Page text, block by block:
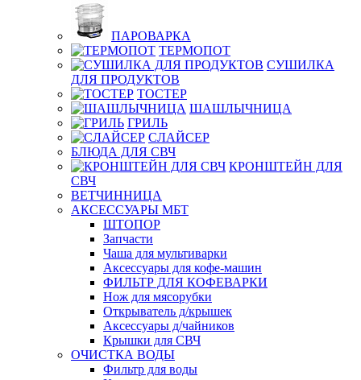
ПАРОВАРКА
ТЕРМОПОТ
СУШИЛКА
ДЛЯ ПРОДУКТОВ
ТОСТЕР
ШАШЛЫЧНИЦА
ГРИЛЬ
СЛАЙСЕР
БЛЮДА ДЛЯ СВЧ
КРОНШТЕЙН ДЛЯ
СВЧ
ВЕТЧИННИЦА
АКСЕССУАРЫ МБТ
ШТОПОР
Запчасти
Чаша для мультиварки
Аксессуары для кофе-машин
ФИЛЬТР ДЛЯ КОФЕВАРКИ
Нож для мясорубки
Открыватель д/крышек
Аксессуары д/чайников
Крышки для СВЧ
ОЧИСТКА ВОДЫ
Фильтр для воды